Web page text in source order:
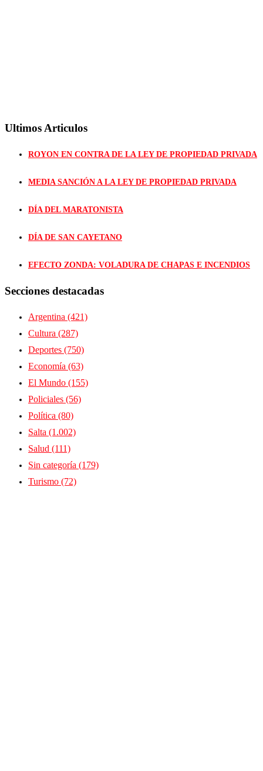
Ultimos Articulos
ROYON EN CONTRA DE LA LEY DE PROPIEDAD PRIVADA
MEDIA SANCIÓN A LA LEY DE PROPIEDAD PRIVADA
DÍA DEL MARATONISTA
DÍA DE SAN CAYETANO
EFECTO ZONDA: VOLADURA DE CHAPAS E INCENDIOS
Secciones destacadas
Argentina (421)
Cultura (287)
Deportes (750)
Economía (63)
El Mundo (155)
Policiales (56)
Política (80)
Salta (1.002)
Salud (111)
Sin categoría (179)
Turismo (72)